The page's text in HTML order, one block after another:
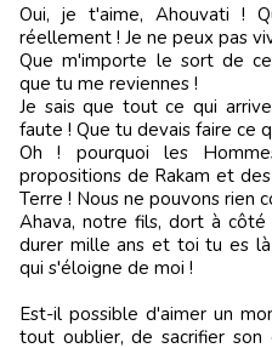
Oui, je t'aime, Ahouvati ! Que m'importe ce que tu es
réellement ! Je ne peux pas
Que m'importe le sort de
que tu me reviennes !
Je sais que tout ce qui
faute ! Que tu devais faire ce
Oh ! pourquoi les
propositions de Rakam et
Terre ! Nous ne pouvons rien
Ahava, notre fils, dort à
durer mille ans et toi tu es
qui s'éloigne de moi !
Est-il possible d'aimer un
tout oublier, de sacrifier